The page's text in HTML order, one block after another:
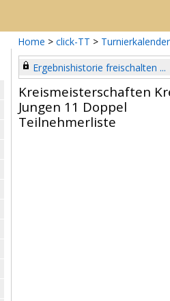
Home > click-TT > Turnierkalender
Ergebnishistorie freischalten ...
Kreismeisterschaften
Jungen 11 Doppel
Teilnehmerliste